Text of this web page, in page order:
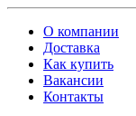
О компании
Доставка
Как купить
Вакансии
Контакты